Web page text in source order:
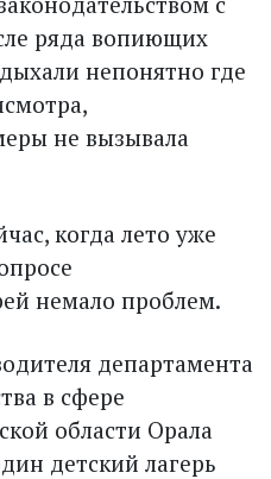
ряда вопиющих
непонятно где
не вызывала
когда лето уже
немало проблем.
департамента
в сфере
области Орала
детский лагерь